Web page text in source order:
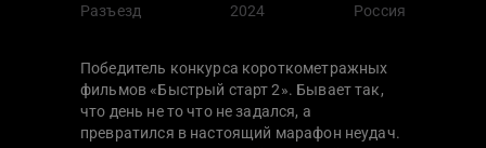
Разъезд 2024 Россия
Победитель конкурса короткометражных
фильмов «Быстрый старт 2». Бывает так,
что день не то что не задался, а
превратился в настоящий марафон неудач.